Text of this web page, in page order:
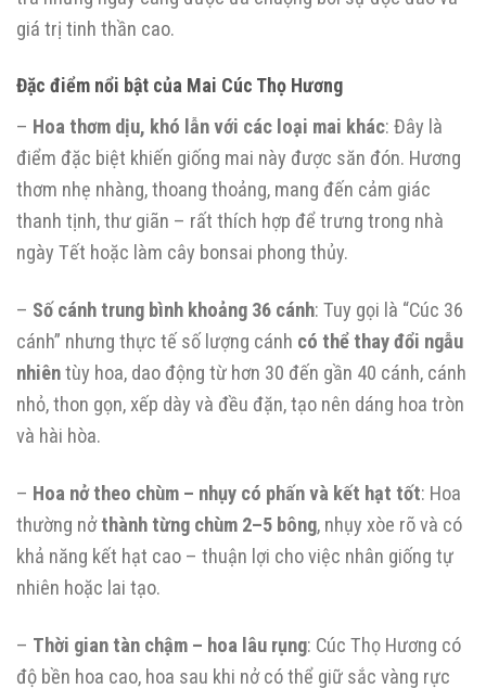
giá trị tinh thần cao.
Đặc điểm nổi bật của Mai Cúc Thọ Hương
– Hoa thơm dịu, khó lẫn với các loại mai khác: Đây là
điểm đặc biệt khiến giống mai này được săn đón. Hương
thơm nhẹ nhàng, thoang thoảng, mang đến cảm giác
thanh tịnh, thư giãn – rất thích hợp để trưng trong nhà
ngày Tết hoặc làm cây bonsai phong thủy.
– Số cánh trung bình khoảng 36 cánh: Tuy gọi là “Cúc 36
cánh” nhưng thực tế số lượng cánh có thể thay đổi ngẫu
nhiêntùy hoa, dao động từ hơn 30 đến gần 40 cánh, cánh
nhỏ, thon gọn, xếp dày và đều đặn, tạo nên dáng hoa tròn
và hài hòa.
– Hoa nở theo chùm – nhụy có phấn và kết hạt tốt: Hoa
thường nởthành từng chùm 2–5 bông, nhụy xòe rõ và có
khả năng kết hạt cao – thuận lợi cho việc nhân giống tự
nhiên hoặc lai tạo.
– Thời gian tàn chậm – hoa lâu rụng: Cúc Thọ Hương có
độ bền hoa cao, hoa sau khi nở có thể giữ sắc vàng rực